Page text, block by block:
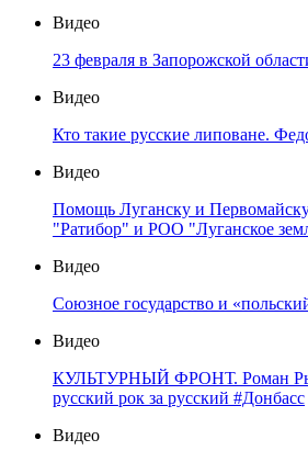
Видео
23 февраля в Запорожской
Видео
Кто такие русские липоване.
Видео
Помощь Луганску и
"Ратибор" и РОО "Луганское
Видео
Союзное государство и
Видео
КУЛЬТУРНЫЙ ФРОНТ. Роман
русский рок за русский #Донбасс
Видео